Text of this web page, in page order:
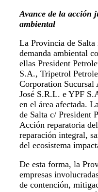
Avance de la acción
ambiental
La Provincia de
demanda ambiental
ellas President
S.A., Tripetrol
Corporation Sucursal
José S.R.L. e YPF
en el área afectada.
de Salta c/ President
Acción reparatoria
reparación integral,
del ecosistema
De esta forma, la
empresas
de contención,